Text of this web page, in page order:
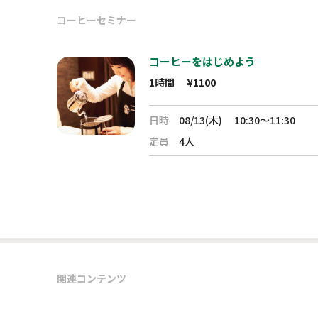
コーヒーセミナー
コーヒーをはじめよう
1時間 ¥1100
日時 08/13(木)
10:30～11:30
定員
4人
関連コンテンツ